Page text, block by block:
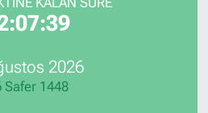
2026
Safer 1448
ve Fikstür